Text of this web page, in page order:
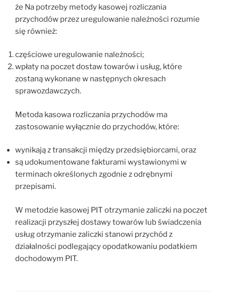
że Na potrzeby metody kasowej rozliczania
przychodów przez uregulowanie należności rozumie
się również:
częściowe uregulowanie należności;
wpłaty na poczet dostaw towarów i usług, które
zostaną wykonane w następnych okresach
sprawozdawczych.
Metoda kasowa rozliczania przychodów ma
zastosowanie wyłącznie do przychodów, które:
wynikają z transakcji między przedsiębiorcami, oraz
są udokumentowane fakturami wystawionymi w
terminach określonych zgodnie z odrębnymi
przepisami.
W metodzie kasowej PIT otrzymanie zaliczki na poczet
realizacji przyszłej dostawy towarów lub świadczenia
usług otrzymanie zaliczki stanowi przychód z
działalności podlegający opodatkowaniu podatkiem
dochodowym PIT.